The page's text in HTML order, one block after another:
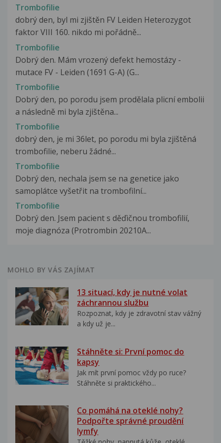
Trombofilie
dobrý den, byl mi zjištěn FV Leiden Heterozygot
faktor VIII 160. nikdo mi pořádně...
Trombofilie
Dobrý den. Mám vrozený defekt hemostázy -
mutace FV - Leiden (1691 G-A) (G...
Trombofilie
Dobrý den, po porodu jsem prodělala plicní embolii
a následně mi byla zjištěna...
Trombofilie
dobrý den, je mi 36let, po porodu mi byla zjištěná
trombofilie, neberu žádné...
Trombofilie
Dobrý den, nechala jsem se na genetice jako
samoplátce vyšetřit na trombofilní...
Trombofilie
Dobrý den. Jsem pacient s děďičnou trombofilií,
moje diagnóza (Protrombin 20210A...
MOHLO BY VÁS ZAJÍMAT
13 situací, kdy je nutné volat
záchrannou službu
Rozpoznat, kdy je zdravotní stav vážný
a kdy už je...
Stáhněte si: První pomoc do
kapsy
Jak mít první pomoc vždy po ruce?
Stáhněte si praktického...
Co pomáhá na oteklé nohy?
Podpořte správné proudění
lymfy